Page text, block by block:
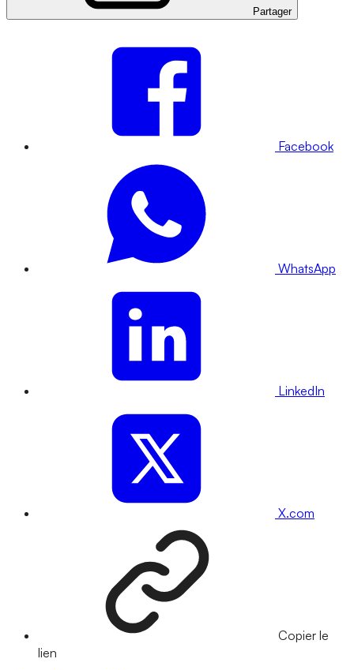
Partager
Facebook
WhatsApp
LinkedIn
X.com
Copier le
lien